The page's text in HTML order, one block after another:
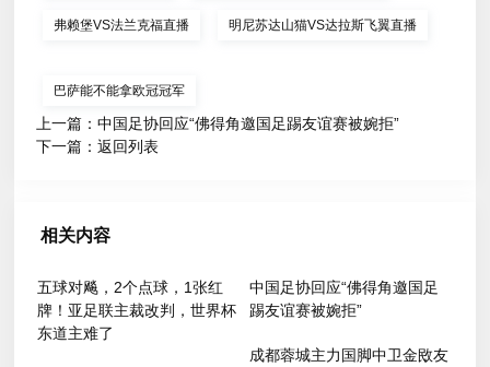
弗赖堡VS法兰克福直播 明尼苏达山猫VS达拉斯飞翼直播
巴萨能不能拿欧冠冠军
上一篇：中国足协回应“佛得角邀国足踢友谊赛被婉拒”
下一篇：返回列表
相关内容
五球对飚，2个点球，1张红
牌！亚足联主裁改判，世界杯
东道主难了
中国足协回应“佛得角邀国足
踢友谊赛被婉拒”
成都蓉城主力国脚中卫金敃友